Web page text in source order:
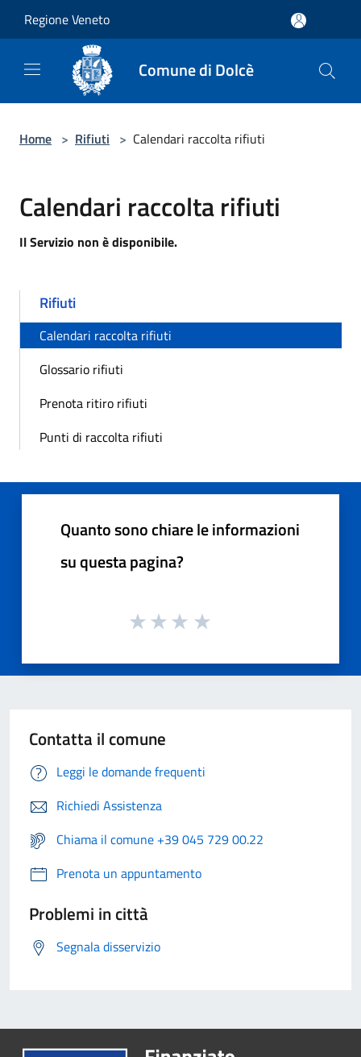
Regione Veneto
Comune di Dolcè
Home > Rifiuti > Calendari raccolta rifiuti
Calendari raccolta rifiuti
Il Servizio non è disponibile.
Rifiuti
Calendari raccolta rifiuti
Glossario rifiuti
Prenota ritiro rifiuti
Punti di raccolta rifiuti
Quanto sono chiare le informazioni
su questa pagina?
Contatta il comune
Leggi le domande frequenti
Richiedi Assistenza
Chiama il comune +39 045 729 00.22
Prenota un appuntamento
Problemi in città
Segnala disservizio